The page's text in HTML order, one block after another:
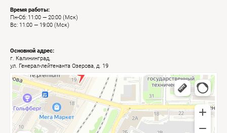
Время работы:
Пн-Сб: 11:00 — 20:00 (Мск)
Вс: 11:00 — 19:00 (Мск)
Основной адрес:
г. Калининград,
ул. Генерал-лейтенанта Озерова, д. 19
Калининград
Яндекс Карты — транспорт, навигация, поиск мест